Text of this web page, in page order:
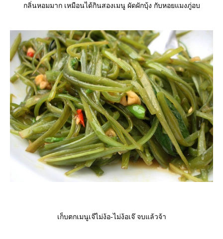
กลิ่นหอมมาก เหมือนได้กินสองเมนู ผัดผักบุ้ง กับหอยแมงภู่อบ
เก็บตกเมนูเจ๊ไม่ง้อ-ไม่ง้อเจ๊ จบแล้วจ้า